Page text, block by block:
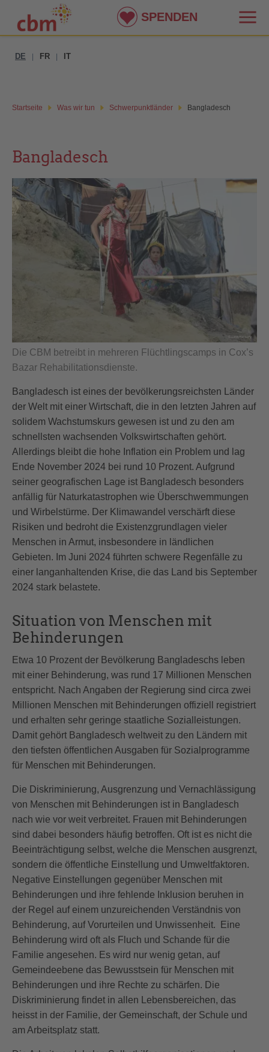
DE FR IT
Startseite Was wir tun Schwerpunktländer Bangladesch
Bangladesch
Die CBM betreibt in mehreren Flüchtlingscamps in Cox’s
Bazar Rehabilitationsdienste.
Bangladesch ist eines der bevölkerungsreichsten Länder
der Welt mit einer Wirtschaft, die in den letzten Jahren auf
solidem Wachstumskurs gewesen ist und zu den am
schnellsten wachsenden Volkswirtschaften gehört.
Allerdings bleibt die hohe Inflation ein Problem und lag
Ende November 2024 bei rund 10 Prozent. Aufgrund
seiner geografischen Lage ist Bangladesch besonders
anfällig für Naturkatastrophen wie Überschwemmungen
und Wirbelstürme. Der Klimawandel verschärft diese
Risiken und bedroht die Existenzgrundlagen vieler
Menschen in Armut, insbesondere in ländlichen
Gebieten. Im Juni 2024 führten schwere Regenfälle zu
einer langanhaltenden Krise, die das Land bis September
2024 stark belastete.
Situation von Menschen mit
Behinderungen
Etwa 10 Prozent der Bevölkerung Bangladeschs leben
mit einer Behinderung, was rund 17 Millionen Menschen
entspricht. Nach Angaben der Regierung sind circa zwei
Millionen Menschen mit Behinderungen offiziell registriert
und erhalten sehr geringe staatliche Sozialleistungen.
Damit gehört Bangladesch weltweit zu den Ländern mit
den tiefsten öffentlichen Ausgaben für Sozialprogramme
für Menschen mit Behinderungen.
Die Diskriminierung, Ausgrenzung und Vernachlässigung
von Menschen mit Behinderungen ist in Bangladesch
nach wie vor weit verbreitet. Frauen mit Behinderungen
sind dabei besonders häufig betroffen. Oft ist es nicht die
Beeinträchtigung selbst, welche die Menschen ausgrenzt,
sondern die öffentliche Einstellung und Umweltfaktoren.
Negative Einstellungen gegenüber Menschen mit
Behinderungen und ihre fehlende Inklusion beruhen in
der Regel auf einem unzureichenden Verständnis von
Behinderung, auf Vorurteilen und Unwissenheit. Eine
Behinderung wird oft als Fluch und Schande für die
Familie angesehen. Es wird nur wenig getan, auf
Gemeindeebene das Bewusstsein für Menschen mit
Behinderungen und ihre Rechte zu schärfen. Die
Diskriminierung findet in allen Lebensbereichen, das
heisst in der Familie, der Gemeinschaft, der Schule und
am Arbeitsplatz statt.
SPENDEN